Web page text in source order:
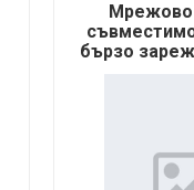
Мрежово
бързо